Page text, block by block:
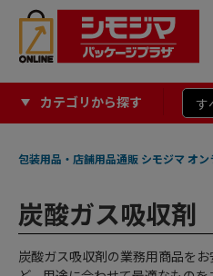
カテゴリから探す
包装用品・店舗用品通販 シモジマ オ
炭酸ガス吸収剤
炭酸ガス吸収剤の業務用商品を